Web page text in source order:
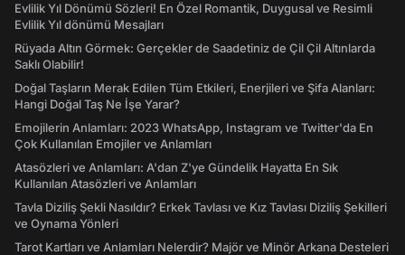
Evlilik Yıl Dönümü Sözleri! En Özel Romantik, Duygusal ve Resimli
Evlilik Yıl dönümü Mesajları
Rüyada Altın Görmek: Gerçekler de Saadetiniz de Çil Çil Altınlarda
Saklı Olabilir!
Doğal Taşların Merak Edilen Tüm Etkileri, Enerjileri ve Şifa Alanları:
Hangi Doğal Taş Ne İşe Yarar?
Emojilerin Anlamları: 2023 WhatsApp, Instagram ve Twitter'da En
Çok Kullanılan Emojiler ve Anlamları
Atasözleri ve Anlamları: A'dan Z'ye Gündelik Hayatta En Sık
Kullanılan Atasözleri ve Anlamları
Tavla Diziliş Şekli Nasıldır? Erkek Tavlası ve Kız Tavlası Diziliş Şekilleri
ve Oynama Yönleri
Tarot Kartları ve Anlamları Nelerdir? Majör ve Minör Arkana Desteleri